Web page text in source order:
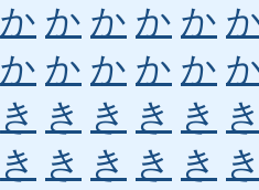
か か か か か
か か か か か
き き き き き
き き き き き